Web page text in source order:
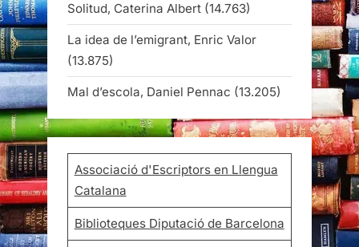
Solitud, Caterina Albert (14.763)
La idea de l’emigrant, Enric Valor
(13.875)
Mal d’escola, Daniel Pennac (13.205)
Associació d'Escriptors en Llengua
Catalana
Biblioteques Diputació de Barcelona